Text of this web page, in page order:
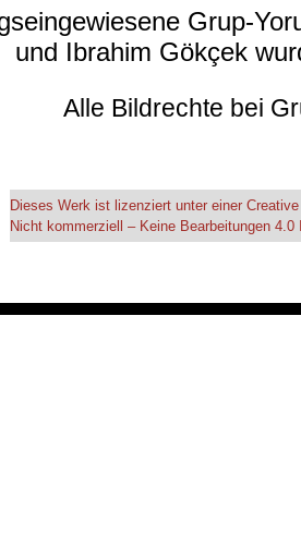
Grup-
und Ibrahim Gökçek
Alle Bildrechte bei
Dieses Werk ist lizenziert unter einer
Nicht kommerziell – Keine Bearbeitungen